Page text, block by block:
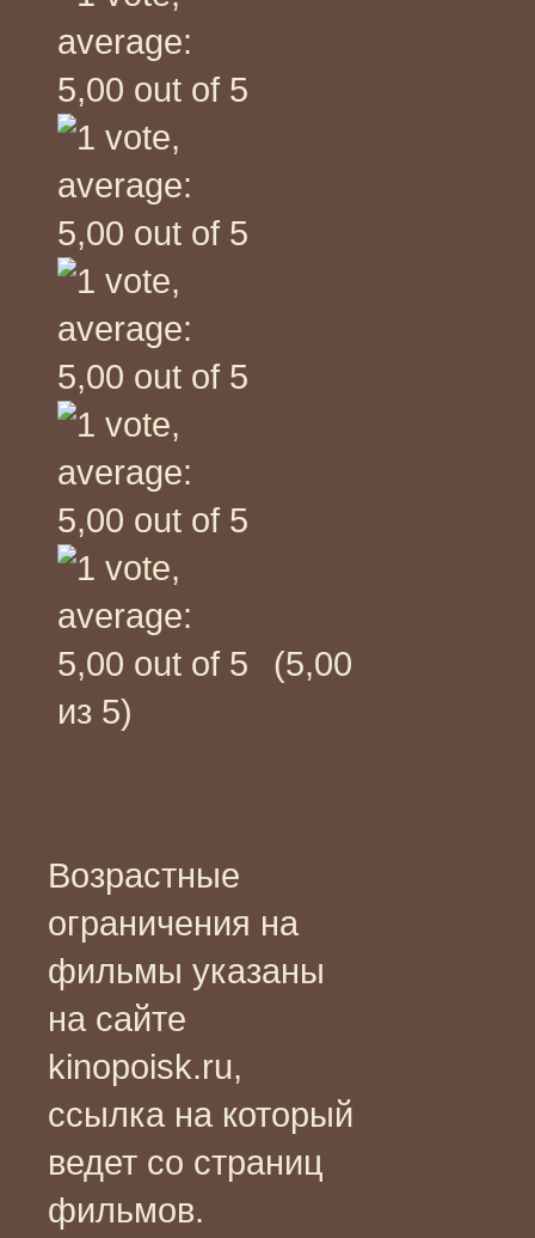
(5,00
из 5)
Возрастные
ограничения на
фильмы указаны
на сайте
kinopoisk.ru,
ссылка на который
ведет со страниц
фильмов.